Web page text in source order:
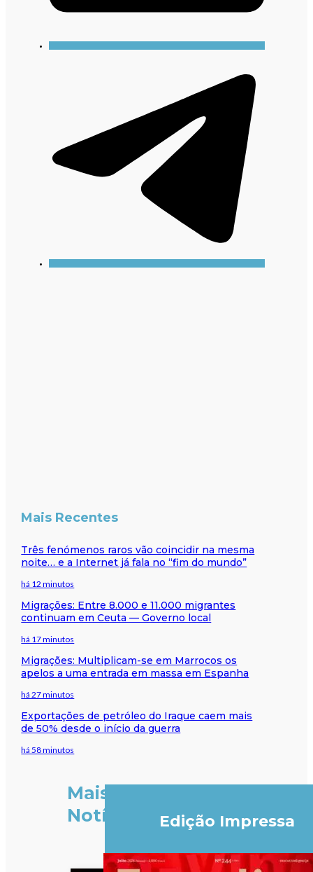
Mais Recentes
Três fenómenos raros vão coincidir na mesma
noite… e a Internet já fala no “fim do mundo”
há 12 minutos
Migrações: Entre 8.000 e 11.000 migrantes
continuam em Ceuta — Governo local
há 17 minutos
Migrações: Multiplicam-se em Marrocos os
apelos a uma entrada em massa em Espanha
há 27 minutos
Exportações de petróleo do Iraque caem mais
de 50% desde o início da guerra
há 58 minutos
Mais
Notícias
Edição Impressa